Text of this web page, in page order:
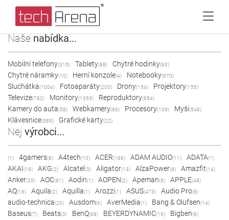
Naše nabídka...
Mobilní telefony(315) Tablety(88) Chytré hodinky(63)
Chytré náramky(10) Herní konzole(4) Notebooky(970)
Sluchátka(1004) Fotoaparáty(200) Drony(154) Projektory(155)
Televize(782) Monitory(1353) Reproduktory(854)
Kamery do auta(58) Webkamery(66) Procesory(109) Myši(546)
Klávesnice(389) Grafické karty(22)
Nej výrobci...
(1) 4gamers(8) A4tech(10) ACER(166) ADAM AUDIO(11) ADATA(1)
AKAI(19) AKG(2) Alcatel (3) Aligator(13) AlzaPower(8) Amazfit(14)
Anker(20) AOC(81) Aodin(1) AOPEN(2) Apeman(3) APPLE(48)
AQ(16) Aquila(2) Aquilla(1) Arozzi(1) ASUS(473) Audio Pro(8)
audio-technica(20) Ausdom(6) AverMedia(1) Bang & Olufsen(14)
Baseus(7) Beats(3) BenQ(68) BEYERDYNAMIC(19) Bigben(6)